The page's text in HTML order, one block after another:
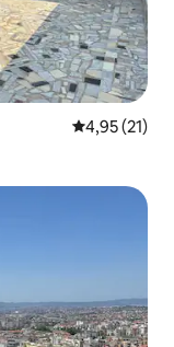
4,95 av 5 i
4,95 (21)